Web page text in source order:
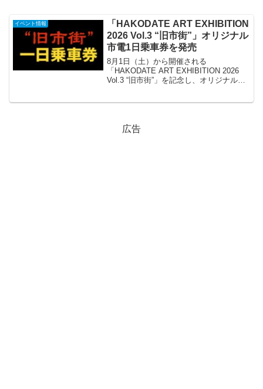
イベント情報
「HAKODATE ART EXHIBITION
2026 Vol.3 “旧市街”」オリジナル
市電1日乗車券を発売
8月1日（土）から開催される
「HAKODATE ART EXHIBITION 2026
Vol.3 “旧市街”」を記念し、オリジナルデ
広告